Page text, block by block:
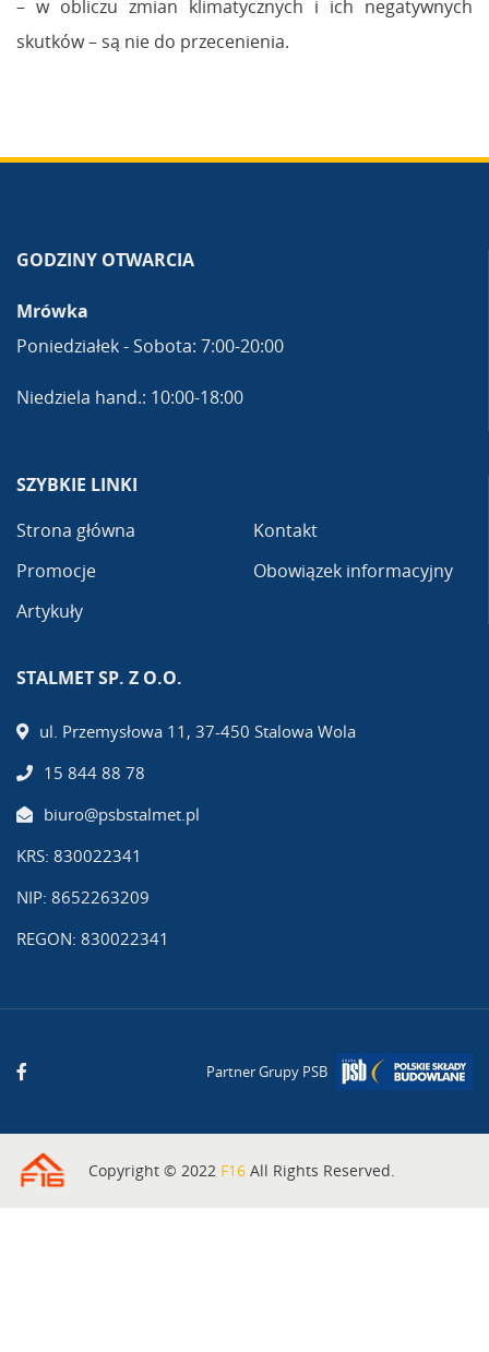
– w obliczu zmian klimatycznych i ich negatywnych
skutków – są nie do przecenienia.
GODZINY OTWARCIA
Mrówka
Poniedziałek - Sobota: 7:00-20:00
Niedziela hand.: 10:00-18:00
SZYBKIE LINKI
Strona główna
Promocje
Artykuły
Kontakt
Obowiązek informacyjny
STALMET SP. Z O.O.
ul. Przemysłowa 11, 37-450 Stalowa Wola
15 844 88 78
biuro@psbstalmet.pl
KRS: 830022341
NIP: 8652263209
REGON: 830022341
Partner Grupy PSB
Copyright © 2022 F16 All Rights Reserved.